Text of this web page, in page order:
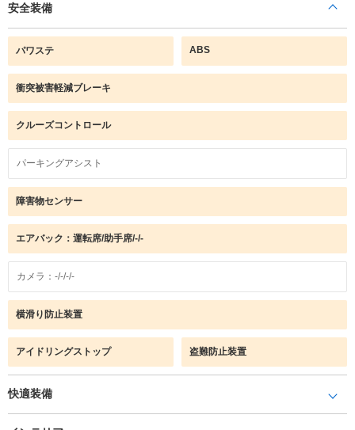
安全装備
パワステ ABS
衝突被害軽減ブレーキ
クルーズコントロール
パーキングアシスト
障害物センサー
エアバック：運転席/助手席/-/-
カメラ：-/-/-/-
横滑り防止装置
アイドリングストップ 盗難防止装置
快適装備